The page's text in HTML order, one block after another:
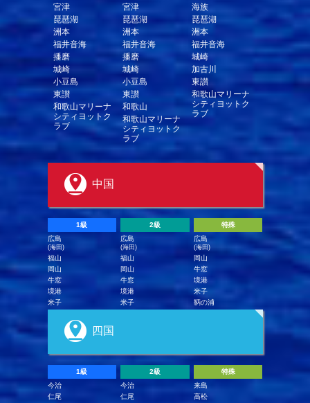
宮津
琵琶湖
洲本
福井音海
播磨
城崎
小豆島
東讃
和歌山マリーナ
シティヨットク
ラブ
宮津
琵琶湖
洲本
福井音海
播磨
城崎
小豆島
東讃
和歌山
和歌山マリーナ
シティヨットク
ラブ
海族
琵琶湖
洲本
福井音海
城崎
加古川
東讃
和歌山マリーナ
シティヨットク
ラブ
中国
1級
広島
(海田)
福山
岡山
牛窓
境港
米子
2級
広島
(海田)
福山
岡山
牛窓
境港
米子
特殊
広島
(海田)
岡山
牛窓
境港
米子
鞆の浦
四国
1級
今治
仁尾
2級
今治
仁尾
特殊
来島
高松